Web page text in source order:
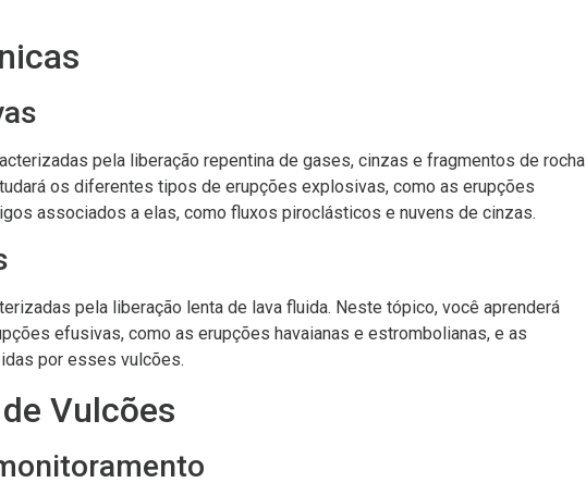
pela liberação repentina de gases, cinzas e fragmentos de rocha
os diferentes tipos de erupções explosivas, como as erupções
associados a elas, como fluxos piroclásticos e nuvens de cinzas.
pela liberação lenta de lava fluida. Neste tópico, você aprenderá
efusivas, como as erupções havaianas e estrombolianas, e as
por esses vulcões.
Vulcões